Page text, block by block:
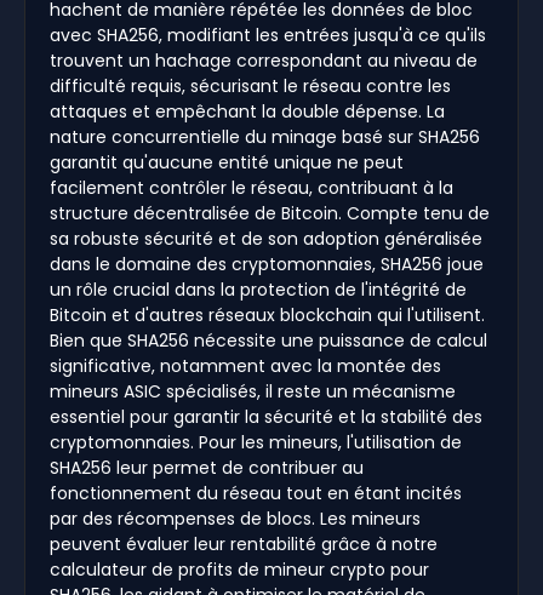
hachent de manière répétée les données de bloc
avec SHA256, modifiant les entrées jusqu'à ce qu'ils
trouvent un hachage correspondant au niveau de
difficulté requis, sécurisant le réseau contre les
attaques et empêchant la double dépense. La
nature concurrentielle du minage basé sur SHA256
garantit qu'aucune entité unique ne peut
facilement contrôler le réseau, contribuant à la
structure décentralisée de Bitcoin. Compte tenu de
sa robuste sécurité et de son adoption généralisée
dans le domaine des cryptomonnaies, SHA256 joue
un rôle crucial dans la protection de l'intégrité de
Bitcoin et d'autres réseaux blockchain qui l'utilisent.
Bien que SHA256 nécessite une puissance de calcul
significative, notamment avec la montée des
mineurs ASIC spécialisés, il reste un mécanisme
essentiel pour garantir la sécurité et la stabilité des
cryptomonnaies. Pour les mineurs, l'utilisation de
SHA256 leur permet de contribuer au
fonctionnement du réseau tout en étant incités
par des récompenses de blocs. Les mineurs
peuvent évaluer leur rentabilité grâce à notre
calculateur de profits de mineur crypto pour